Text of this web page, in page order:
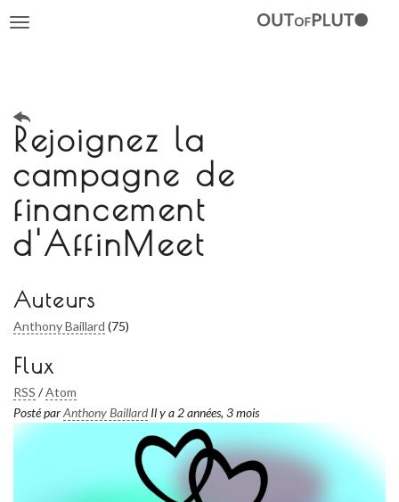
Toggle
Rejoignez la
campagne de
financement
d'AffinMeet
Auteurs
Anthony Baillard (75)
Flux
RSS /Atom
Posté parAnthony Baillard Il y a 2 années, 3 mois